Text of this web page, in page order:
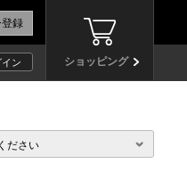
ショッピング
ン
ださい